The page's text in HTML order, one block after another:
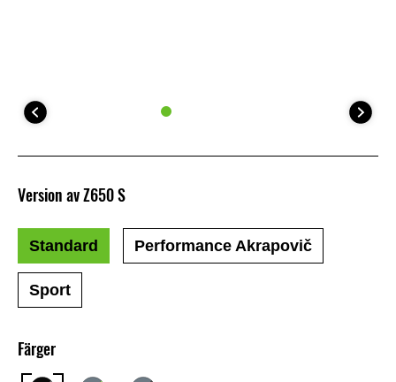
Färger
Version av Z650 S
Standard Performance Akrapovič
Sport